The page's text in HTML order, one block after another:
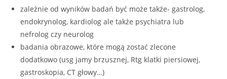
zależnie od wyników badań być może także- gastrolog,
endokrynolog, kardiolog ale także psychiatra lub
nefrolog czy neurolog
badania obrazowe, które mogą zostać zlecone
dodatkowo (usg jamy brzusznej, Rtg klatki piersiowej,
gastroskopia, CT głowy…)